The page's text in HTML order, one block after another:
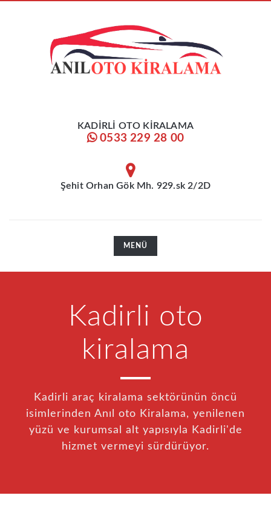
KADİRLİ OTO KİRALAMA
0533 229 28 00
Şehit Orhan Gök Mh. 929.sk 2/2D
TOGGLE
NAVIGATION
MENÜ
Kadirli oto
kiralama
Kadirli araç kiralama sektörünün öncü
isimlerinden Anıl oto Kiralama, yenilenen
yüzü ve kurumsal alt yapısıyla Kadirli'de
hizmet vermeyi sürdürüyor.